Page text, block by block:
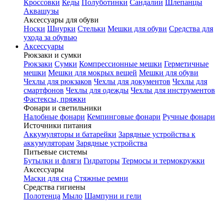
Кроссовки Кеды Полуботинки Сандалии Шлепанцы
Аквашузы
Аксессуары для обуви
Носки Шнурки Стельки Мешки для обуви Средства для
ухода за обувью
Аксессуары
Рюкзаки и сумки
Рюкзаки Сумки Компрессионные мешки Герметичные
мешки Мешки для мокрых вещей Мешки для обуви
Чехлы для рюкзаков Чехлы для документов Чехлы для
смартфонов Чехлы для одежды Чехлы для инструментов
Фастексы, пряжки
Фонари и светильники
Налобные фонари Кемпинговые фонари Ручные фонари
Источники питания
Аккумуляторы и батарейки Зарядные устройства к
аккумуляторам Зарядные устройства
Питьевые системы
Бутылки и фляги Гидраторы Термосы и термокружки
Аксессуары
Маски для сна Стяжные ремни
Средства гигиены
Полотенца Мыло Шампуни и гели